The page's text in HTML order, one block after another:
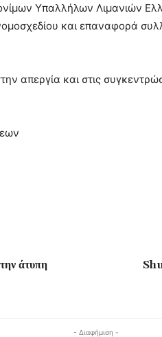
Υπαλλήλων Λιμανιών
και επαναφορά
απεργία και στις
άτυπη
- Διαφήμιση -